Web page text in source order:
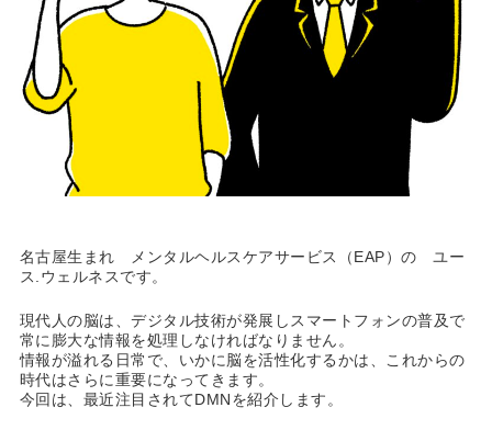
名古屋生まれ メンタルヘルスケアサービス（EAP）の ユー
ス.ウェルネスです。
現代人の脳は、デジタル技術が発展しスマートフォンの普及で
常に膨大な情報を処理しなければなりません。
情報が溢れる日常で、いかに脳を活性化するかは、これからの
時代はさらに重要になってきます。
今回は、最近注目されてDMNを紹介します。